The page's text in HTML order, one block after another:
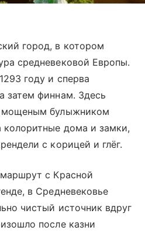
город, в котором
средневековой Европы.
году и сперва
затем финнам. Здесь
мощеным булыжником
колоритные дома и замки,
с корицей и глёг.
с Красной
в Средневековье
чистый источник вдруг
после казни